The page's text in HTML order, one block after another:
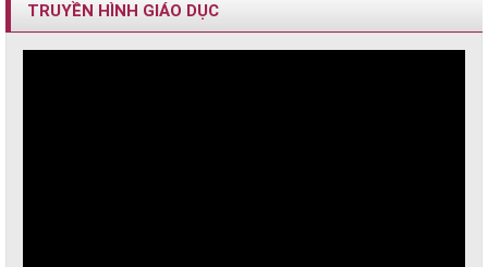
TRUYỀN HÌNH GIÁO DỤC